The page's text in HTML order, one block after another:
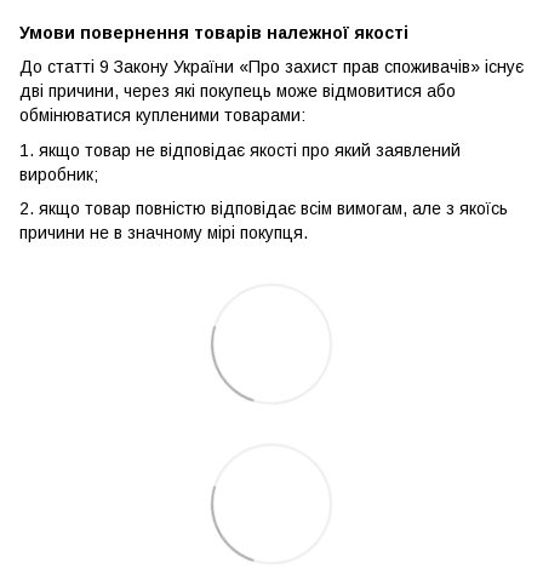
Умови повернення товарів належної якості
До статті 9 Закону України «Про захист прав споживачів» існує
дві причини, через які покупець може відмовитися або
обмінюватися купленими товарами:
1. якщо товар не відповідає якості про який заявлений
виробник;
2. якщо товар повністю відповідає всім вимогам, але з якоїсь
причини не в значному мірі покупця.